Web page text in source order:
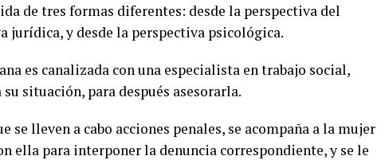
de tres formas diferentes: desde la perspectiva del
jurídica, y desde la perspectiva psicológica.
es canalizada con una especialista en trabajo social,
situación, para después asesorarla.
se lleven a cabo acciones penales, se acompaña a la mujer
ella para interponer la denuncia correspondiente, y se le